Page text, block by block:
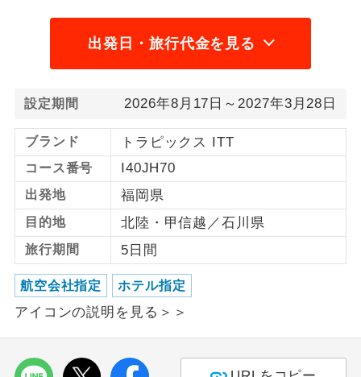
出発日・旅行代金を見る
設定期間 2026年8月17日～2027年3月28日
ブランド トラピックス ITT
コース番号 I40JH70
出発地 福岡県
目的地 北陸・甲信越／石川県
旅行期間 5日間
航空会社指定 ホテル指定
アイコンの説明を見る＞＞
スです。
金
コースです。
ご夫婦限定
ご夫婦限定でご参加いただけるコースで
す。
女性限定
女性限定でご参加いただけるコースで
す。
年齢制限あり
ご参加にあたり年齢に制限があるコース
です。
航空会社指定
利用航空会社が指定なので、ご出発の計
画にとても便利です。
す。